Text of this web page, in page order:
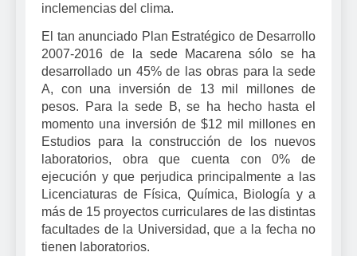
inclemencias del clima.
El tan anunciado Plan Estratégico de Desarrollo
2007-2016 de la sede Macarena sólo se ha
desarrollado un 45% de las obras para la sede
A, con una inversión de 13 mil millones de
pesos. Para la sede B, se ha hecho hasta el
momento una inversión de $12 mil millones en
Estudios para la construcción de los nuevos
laboratorios, obra que cuenta con 0% de
ejecución y que perjudica principalmente a las
Licenciaturas de Física, Química, Biología y a
más de 15 proyectos curriculares de las distintas
facultades de la Universidad, que a la fecha no
tienen laboratorios.